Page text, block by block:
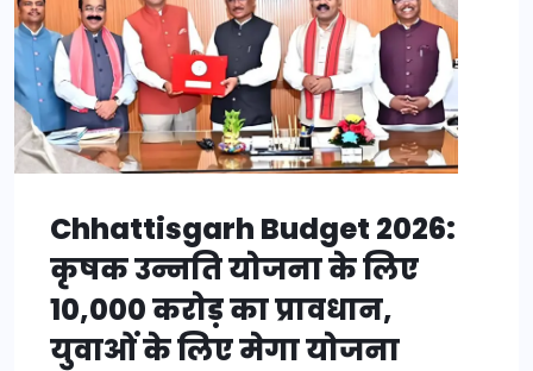
Chhattisgarh Budget 2026:
कृषक उन्नति योजना के लिए
10,000 करोड़ का प्रावधान,
युवाओं के लिए मेगा योजना